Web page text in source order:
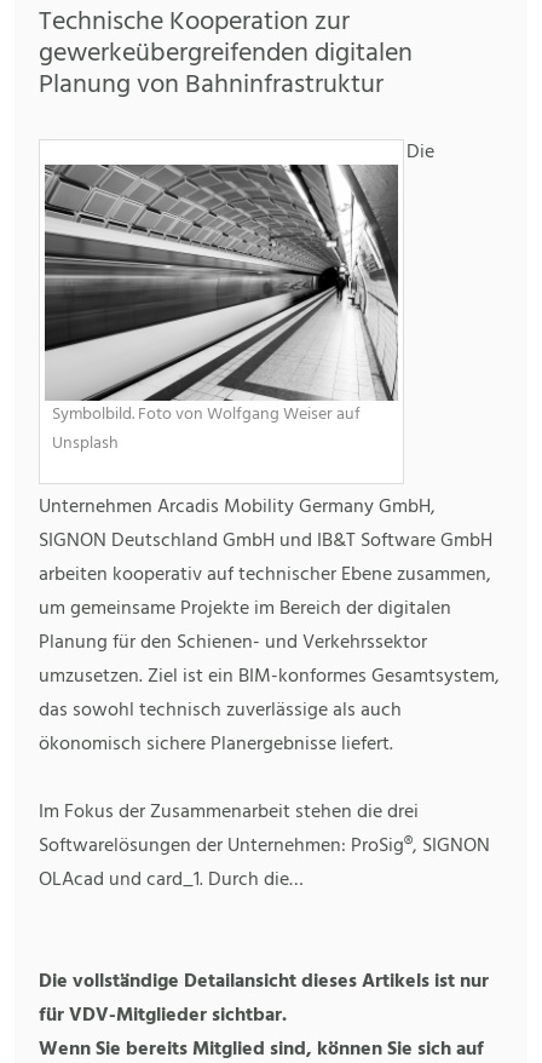
Technische Kooperation zur
gewerkeübergreifenden digitalen
Planung von Bahninfrastruktur
Symbolbild. Foto von Wolfgang Weiser auf
Unsplash
Die
Unternehmen Arcadis Mobility Germany GmbH,
SIGNON Deutschland GmbH und IB&T Software GmbH
arbeiten kooperativ auf technischer Ebene zusammen,
um gemeinsame Projekte im Bereich der digitalen
Planung für den Schienen- und Verkehrssektor
umzusetzen. Ziel ist ein BIM-konformes Gesamtsystem,
das sowohl technisch zuverlässige als auch
ökonomisch sichere Planergebnisse liefert.
Im Fokus der Zusammenarbeit stehen die drei
Softwarelösungen der Unternehmen: ProSig®, SIGNON
OLAcad und card_1. Durch die…
Die vollständige Detailansicht dieses Artikels ist nur
für VDV-Mitglieder sichtbar.
Wenn Sie bereits Mitglied sind, können Sie sich auf